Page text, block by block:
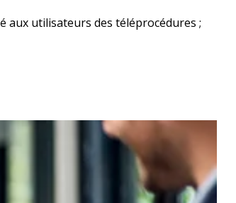
aux utilisateurs des téléprocédures ;